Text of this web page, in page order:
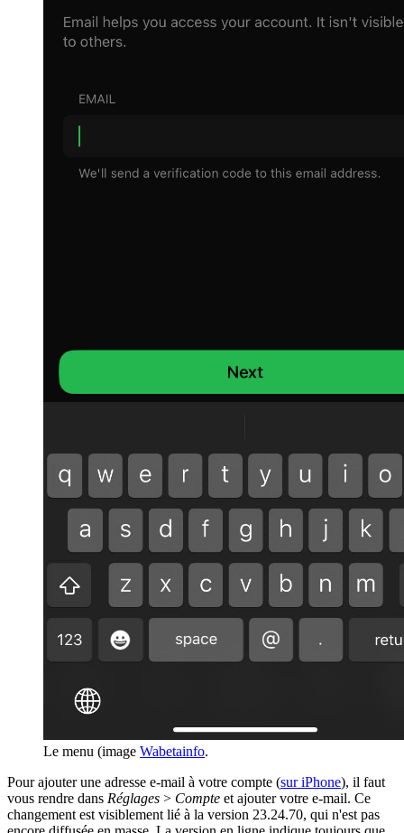
Le menu (image Wabetainfo.
Pour ajouter une adresse e-mail à votre compte (sur iPhone), il faut
vous rendre dans Réglages > Compte et ajouter votre e-mail. Ce
changement est visiblement lié à la version 23.24.70, qui n'est pas